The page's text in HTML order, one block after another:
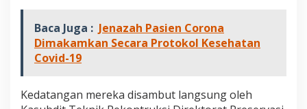
k
s
e
m
Baca Juga : Jenazah Pasien Corona
Dimakamkan Secara Protokol Kesehatan
Covid-19
Kedatangan mereka disambut langsung oleh